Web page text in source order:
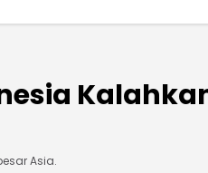
Asia.